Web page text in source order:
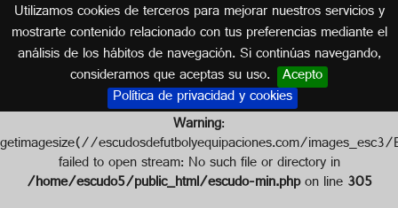
Utilizamos cookies de terceros para mejorar nuestros servicios y
mostrarte contenido relacionado con tus preferencias mediante el
análisis de los hábitos de navegación. Si continúas navegando,
consideramos que aceptas su uso. Acepto
Política de privacidad y cookies
Escudo de C.D. DORAMAS
ISLAS CANARIAS
Warning:
getimagesize(//escudosdefutbolyequipaciones.com/
failed to open stream: No such file or directory in
/home/escudo5/public_html/escudo-min.phpon line305